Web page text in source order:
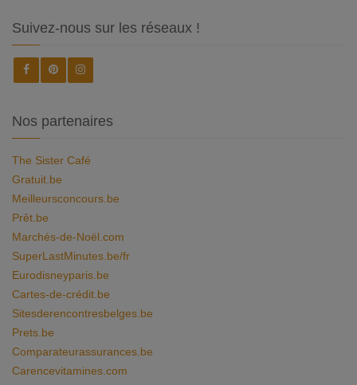
Suivez-nous sur les réseaux !
Nos partenaires
The Sister Café
Gratuit.be
Meilleursconcours.be
Prêt.be
Marchés-de-Noël.com
SuperLastMinutes.be/fr
Eurodisneyparis.be
Cartes-de-crédit.be
Sitesderencontresbelges.be
Prets.be
Comparateurassurances.be
Carencevitamines.com